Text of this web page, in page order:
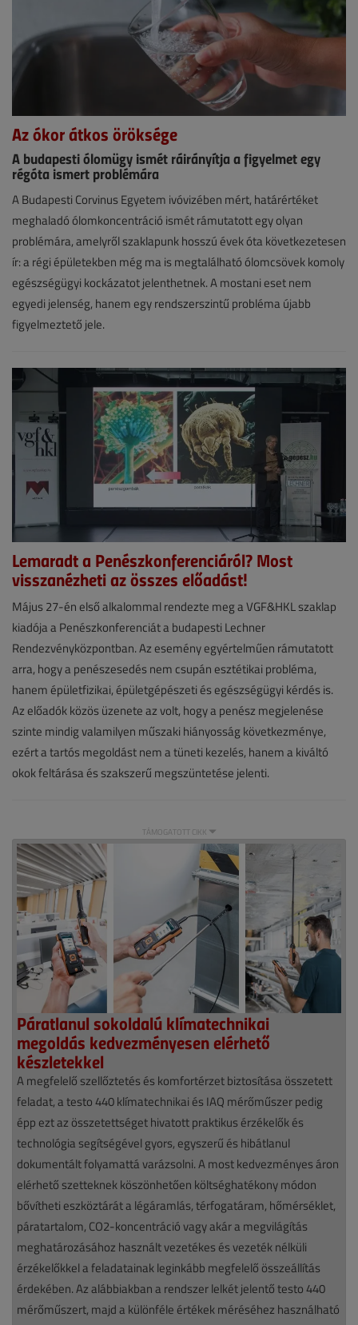
Az ókor átkos öröksége
A budapesti ólomügy ismét ráirányítja a figyelmet egy
régóta ismert problémára
Hírek
2026.
június
12.
|
online
A Budapesti Corvinus Egyetem ivóvizében mért, határértéket
meghaladó ólomkoncentráció ismét rámutatott egy olyan
problémára, amelyről szaklapunk hosszú évek óta következetesen
ír: a régi épületekben még ma is megtalálható ólomcsövek komoly
egészségügyi kockázatot jelenthetnek. A mostani eset nem
egyedi jelenség, hanem egy rendszerszintű probléma újabb
figyelmeztető jele.
Lemaradt a Penészkonferenciáról? Most
visszanézheti az összes előadást!
Hírek
2026.
június
4.
|
VGF&HKL
online
Május 27-én első alkalommal rendezte meg a VGF&HKL szaklap
kiadója a Penészkonferenciát a budapesti Lechner
Rendezvényközpontban. Az esemény egyértelműen rámutatott
arra, hogy a penészesedés nem csupán esztétikai probléma,
hanem épületfizikai, épületgépészeti és egészségügyi kérdés is.
Az előadók közös üzenete az volt, hogy a penész megjelenése
szinte mindig valamilyen műszaki hiányosság következménye,
ezért a tartós megoldást nem a tüneti kezelés, hanem a kiváltó
okok feltárása és szakszerű megszüntetése jelenti.
TÁMOGATOTT CIKK
Páratlanul sokoldalú klímatechnikai
megoldás kedvezményesen elérhető
készletekkel
Hírek
2026.
június
1.
|
támogatott
cikk
A megfelelő szellőztetés és komfortérzet biztosítása összetett
feladat, a testo 440 klímatechnikai és IAQ mérőműszer pedig
épp ezt az összetettséget hivatott praktikus érzékelők és
technológia segítségével gyors, egyszerű és hibátlanul
dokumentált folyamattá varázsolni. A most kedvezményes áron
elérhető szetteknek köszönhetően költséghatékony módon
bővítheti eszköztárát a légáramlás, térfogatáram, hőmérséklet,
páratartalom, CO2-koncentráció vagy akár a megvilágítás
meghatározásához használt vezetékes és vezeték nélküli
érzékelőkkel a feladatainak leginkább megfelelő összeállítás
érdekében. Az alábbiakban a rendszer lelkét jelentő testo 440
mérőműszert, majd a különféle értékek méréséhez használható